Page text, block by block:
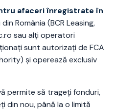
afaceri înregistrate în
România (BCR Leasing,
sau alți operatori
sunt autorizați de FCA
și operează exclusiv
permite să trageți fonduri,
din nou, până la o limită